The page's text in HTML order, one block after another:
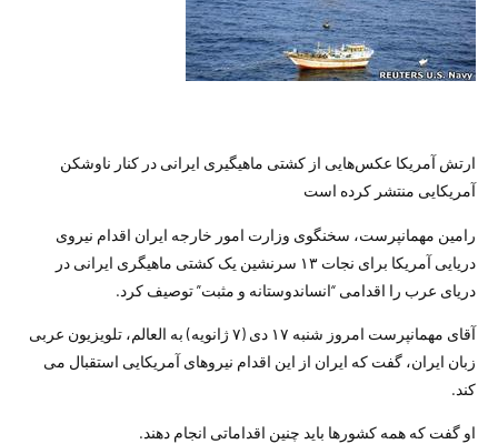
ارتش آمریکا عکس‌هایی از کشتی ماهیگیری ایرانی در کنار ناوشکن
آمریکایی منتشر کرده است
رامین مهمانپرست، سخنگوی وزارت امور خارجه ایران اقدام نیروی
دریایی آمریکا برای نجات ۱۳ سرنشین یک کشتی ماهیگری ایرانی در
دریای عرب را اقدامی “انساندوستانه و مثبت” توصیف کرد.
آقای مهمانپرست امروز شنبه ۱۷ دی (۷ ژانویه) به العالم، تلویزیون عربی
زبان ایران، گفت که ایران از این اقدام نیروهای آمریکایی استقبال می
کند.
او گفت که همه کشورها باید چنین اقداماتی انجام دهند.